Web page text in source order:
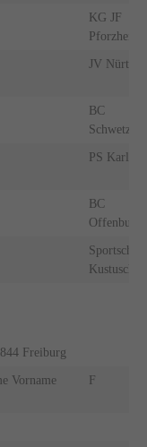
KG JF
Pforzheim
JV
BC
PS
BC
Offenburg
Sportschule
Kustusch
Freiburg
Vorname F